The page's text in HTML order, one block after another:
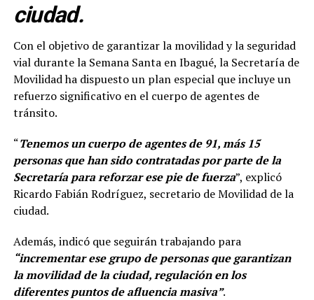
ciudad.
Con el objetivo de garantizar la movilidad y la seguridad
vial durante la Semana Santa en Ibagué, la Secretaría de
Movilidad ha dispuesto un plan especial que incluye un
refuerzo significativo en el cuerpo de agentes de
tránsito.
“Tenemos un cuerpo de agentes de 91, más 15
personas que han sido contratadas por parte de la
Secretaría para reforzar ese pie de fuerza”, explicó
Ricardo Fabián Rodríguez, secretario de Movilidad de la
ciudad.
Además, indicó que seguirán trabajando para
“incrementar ese grupo de personas que garantizan
la movilidad de la ciudad, regulación en los
diferentes puntos de afluencia masiva”.